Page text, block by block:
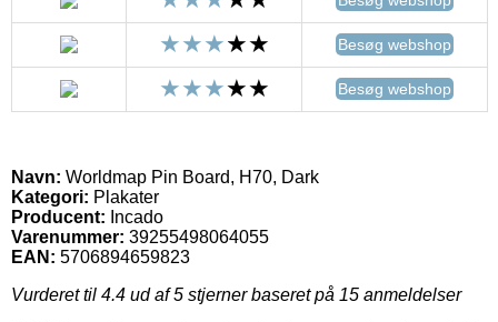
Besøg webshop
Besøg webshop
Navn: Worldmap Pin Board, H70, Dark
Kategori: Plakater
Producent: Incado
Varenummer: 39255498064055
EAN: 5706894659823
Vurderet til 4.4 ud af 5 stjerner baseret på 15 anmeldelser